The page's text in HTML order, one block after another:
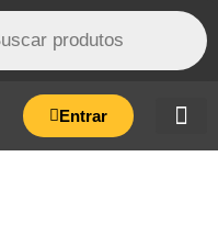
Entrar